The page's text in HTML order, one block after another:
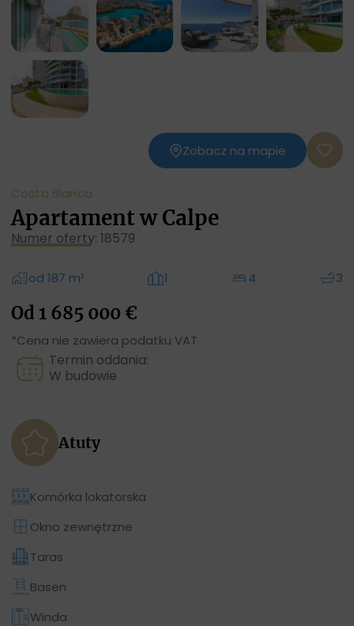
Zobacz na mapie
Costa Blanca
Apartament w Calpe
Numer oferty: 18579
od 187 m² 1 4 3
Od 1 685 000 €
*Cena nie zawiera podatku VAT
Termin oddania:
W budowie
Atuty
Komórka lokatorska
Okno zewnętrzne
Taras
Basen
Winda